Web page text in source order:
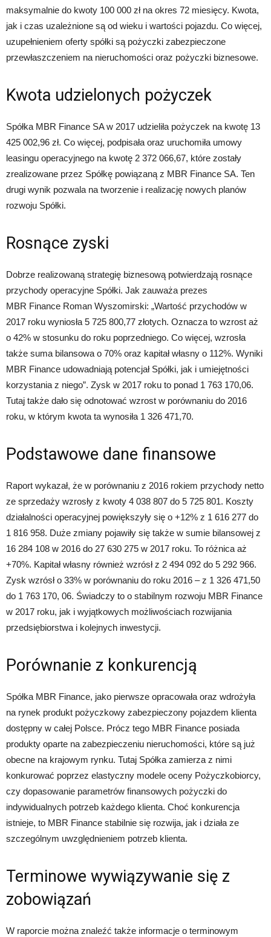
maksymalnie do kwoty 100 000 zł na okres 72 miesięcy. Kwota,
jak i czas uzależnione są od wieku i wartości pojazdu. Co więcej,
uzupełnieniem oferty spółki są pożyczki zabezpieczone
przewłaszczeniem na nieruchomości oraz pożyczki biznesowe.
Kwota udzielonych pożyczek
Spółka MBR Finance SA w 2017 udzieliła pożyczek na kwotę 13
425 002,96 zł. Co więcej, podpisała oraz uruchomiła umowy
leasingu operacyjnego na kwotę 2 372 066,67, które zostały
zrealizowane przez Spółkę powiązaną z MBR Finance SA. Ten
drugi wynik pozwala na tworzenie i realizację nowych planów
rozwoju Spółki.
Rosnące zyski
Dobrze realizowaną strategię biznesową potwierdzają rosnące
przychody operacyjne Spółki. Jak zauważa prezes
MBR Finance Roman Wyszomirski: „Wartość przychodów w
2017 roku wyniosła 5 725 800,77 złotych. Oznacza to wzrost aż
o 42% w stosunku do roku poprzedniego. Co więcej, wzrosła
także suma bilansowa o 70% oraz kapitał własny o 112%. Wyniki
MBR Finance udowadniają potencjał Spółki, jak i umiejętności
korzystania z niego”. Zysk w 2017 roku to ponad 1 763 170,06.
Tutaj także dało się odnotować wzrost w porównaniu do 2016
roku, w którym kwota ta wynosiła 1 326 471,70.
Podstawowe dane finansowe
Raport wykazał, że w porównaniu z 2016 rokiem przychody netto
ze sprzedaży wzrosły z kwoty 4 038 807 do 5 725 801. Koszty
działalności operacyjnej powiększyły się o +12% z 1 616 277 do
1 816 958. Duże zmiany pojawiły się także w sumie bilansowej z
16 284 108 w 2016 do 27 630 275 w 2017 roku. To różnica aż
+70%. Kapitał własny również wzrósł z 2 494 092 do 5 292 966.
Zysk wzrósł o 33% w porównaniu do roku 2016 – z 1 326 471,50
do 1 763 170, 06. Świadczy to o stabilnym rozwoju MBR Finance
w 2017 roku, jak i wyjątkowych możliwościach rozwijania
przedsiębiorstwa i kolejnych inwestycji.
Porównanie z konkurencją
Spółka MBR Finance, jako pierwsze opracowała oraz wdrożyła
na rynek produkt pożyczkowy zabezpieczony pojazdem klienta
dostępny w całej Polsce. Prócz tego MBR Finance posiada
produkty oparte na zabezpieczeniu nieruchomości, które są już
obecne na krajowym rynku. Tutaj Spółka zamierza z nimi
konkurować poprzez elastyczny modele oceny Pożyczkobiorcy,
czy dopasowanie parametrów finansowych pożyczki do
indywidualnych potrzeb każdego klienta. Choć konkurencja
istnieje, to MBR Finance stabilnie się rozwija, jak i działa ze
szczególnym uwzględnieniem potrzeb klienta.
Terminowe wywiązywanie się z
zobowiązań
W raporcie można znaleźć także informacje o terminowym